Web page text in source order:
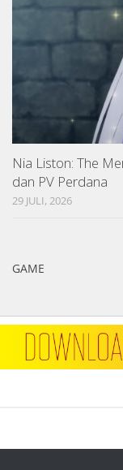
Nia Liston: The
dan PV Perdana
29 JULI, 2026
GAME